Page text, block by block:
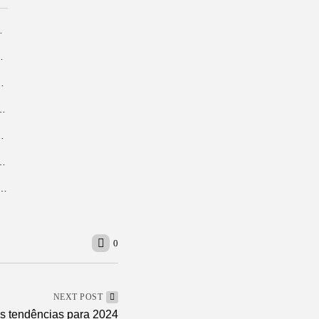
0
NEXT POST
tendências para 2024